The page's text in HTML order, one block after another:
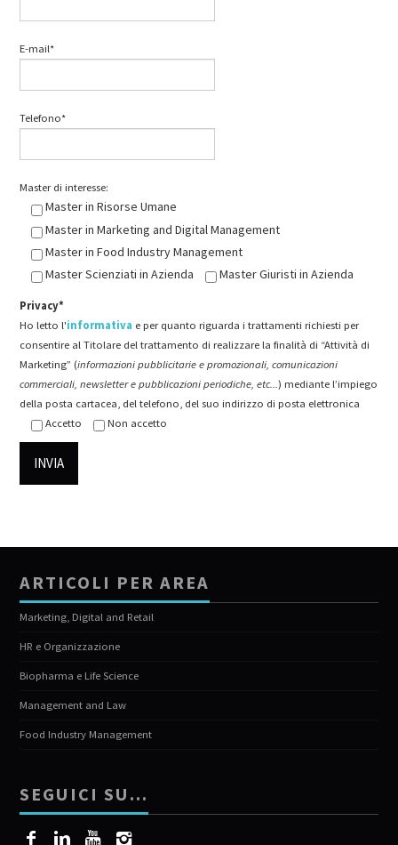
E-mail*
Telefono*
Master di interesse:
Master in Risorse Umane
Master in Marketing and Digital Management
Master in Food Industry Management
Master Scienziati in Azienda
Master Giuristi in Azienda
Privacy*
Ho letto l'informativa e per quanto riguarda i trattamenti richiesti per
consentire al Titolare del trattamento di realizzare la finalità di “Attività di
Marketing” (informazioni pubblicitarie e promozionali, comunicazioni
commerciali, newsletter e pubblicazioni periodiche, etc...) mediante l’impiego
della posta cartacea, del telefono, del suo indirizzo di posta elettronica
Accetto
Non accetto
ARTICOLI PER AREA
Marketing, Digital and Retail
HR e Organizzazione
Biopharma e Life Science
Management and Law
Food Industry Management
SEGUICI SU…